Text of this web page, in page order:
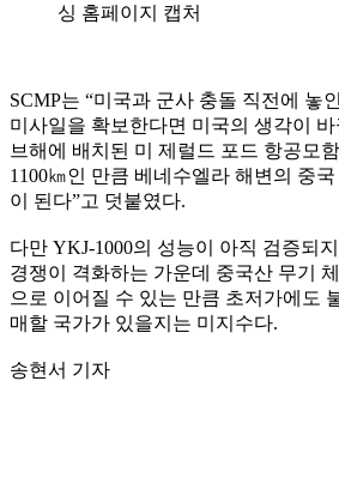
싱 홈페이지 캡처
SCMP는 “미국과 군사 충돌 직전에 놓
미사일을 확보한다면 미국의 생각이 바
브해에 배치된 미 제럴드 포드 항공모
1100㎞인 만큼 베네수엘라 해변의 중
이 된다”고 덧붙였다.
다만 YKJ-1000의 성능이 아직 검증되
경쟁이 격화하는 가운데 중국산 무기
으로 이어질 수 있는 만큼 초저가에도
매할 국가가 있을지는 미지수다.
송현서 기자